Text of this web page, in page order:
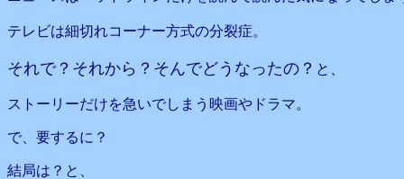
テレビは細切れコーナー方式の分裂症。
それで？それから？そんでどうなったの？ と、
ストーリーだけを急いでしまう映画やドラマ。
で、要するに？
結局は？と、